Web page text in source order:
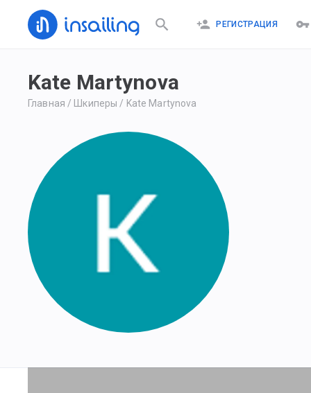
РЕГИСТРАЦИЯ
Kate Martynova
Главная / Шкиперы / Kate Martynova